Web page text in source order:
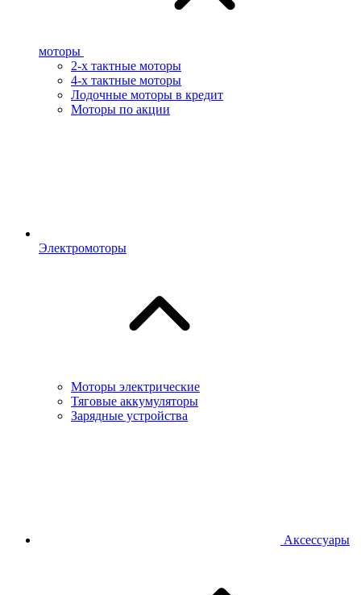
моторы
2-х тактные моторы
4-х тактные моторы
Лодочные моторы в кредит
Моторы по акции
Электромоторы
Моторы электрические
Тяговые аккумуляторы
Зарядные устройства
Аксессуары